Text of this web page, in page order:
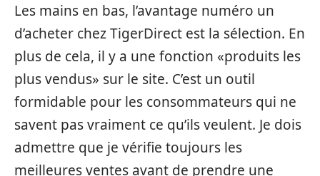
Les mains en bas, l’avantage numéro un
d’acheter chez TigerDirect est la sélection. En
plus de cela, il y a une fonction «produits les
plus vendus» sur le site. C’est un outil
formidable pour les consommateurs qui ne
savent pas vraiment ce qu’ils veulent. Je dois
admettre que je vérifie toujours les
meilleures ventes avant de prendre une